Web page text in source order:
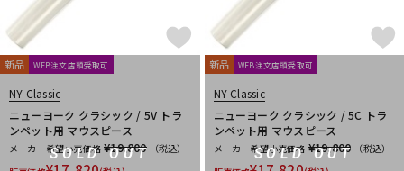
SOLD OUT
新品 WEB注文店頭受取可
NY Classic
ニューヨーク クラシック / 5V トラ
ンペット用 マウスピース
メーカー希望小売価格 ¥19,800
（税込）
SOLD OUT
新品 WEB注文店頭受取可
NY Classic
ニューヨーク クラシック / 5C トラ
ンペット用 マウスピース
メーカー希望小売価格 ¥19,800
（税込）